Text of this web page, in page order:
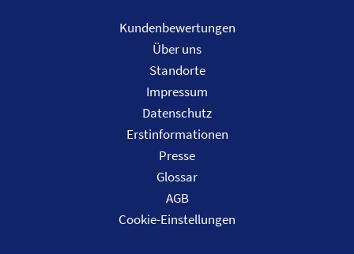
Kundenbewertungen
Über uns
Standorte
Impressum
Datenschutz
Erstinformationen
Presse
Glossar
AGB
Cookie-Einstellungen